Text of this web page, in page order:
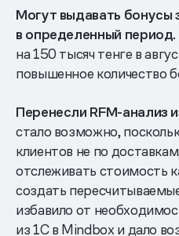
Могут выдавать бонусы
в определенный период.
на 150 тысяч тенге в
повышенное количество
Перенесли RFM-анализ
стало возможно,
клиентов не по
отслеживать стоимость
создать
избавило от
из 1С в Mindbox и дало